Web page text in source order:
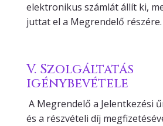
elektronikus számlát állít ki,
juttat el a Megrendelő részére.
V. Szolgáltatás
igénybevétele
A Megrendelő a Jelentkezési
és a részvételi díj